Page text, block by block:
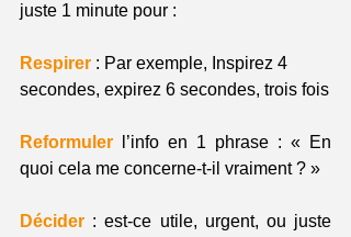
juste 1 minute pour :
Respirer : Par exemple, Inspirez 4
secondes, expirez 6 secondes, trois fois
Reformuler l’info en 1 phrase : « En
quoi cela me concerne-t-il vraiment ? »
Décider : est-ce utile, urgent, ou juste